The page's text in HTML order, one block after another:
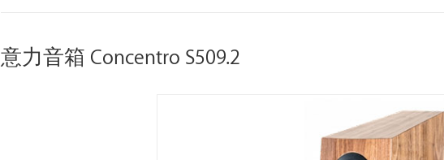
意力音箱 Concentro S509.2